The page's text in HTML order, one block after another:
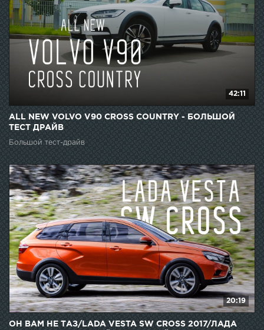
42:11
ALL NEW VOLVO V90 CROSS COUNTRY - БОЛЬШОЙ
ТЕСТ ДРАЙВ
Большой тест-драйв
20:19
ОН ВАМ НЕ ТАЗ/LADA VESTA SW CROSS 2017/ЛАДА